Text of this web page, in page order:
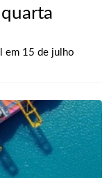
em 15 de julho